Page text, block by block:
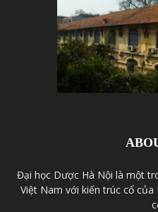
Đại học Dược Hà Nội là một
Việt Nam với kiến trúc cổ